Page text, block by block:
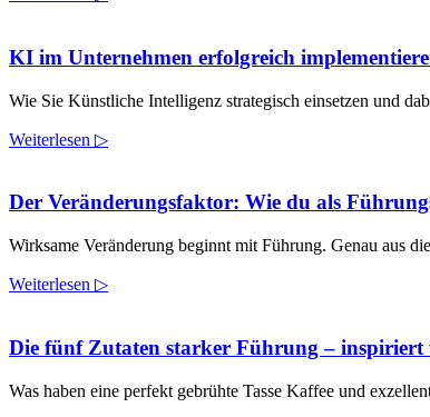
KI im Unternehmen erfolgreich
Wie Sie Künstliche Intelligenz strategisch einsetzen und
Weiterlesen ▷
Der Veränderungsfaktor: Wie du als
Wirksame Veränderung beginnt mit Führung. Genau aus
Weiterlesen ▷
Die fünf Zutaten starker Führung – inspiriert
Was haben eine perfekt gebrühte Tasse Kaffee und